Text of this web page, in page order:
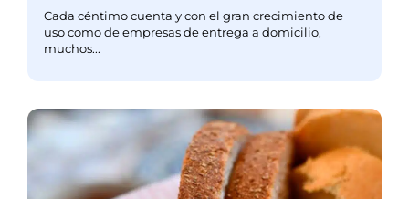
Cada céntimo cuenta y con el gran crecimiento de
uso como de empresas de entrega a domicilio,
muchos...